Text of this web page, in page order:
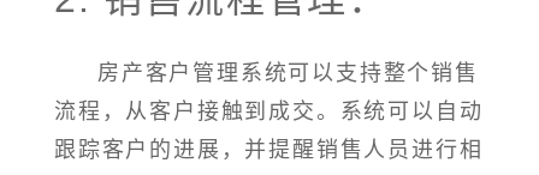
房产客户管理系统可以支持整个销售
流程，从客户接触到成交。系统可以自动
跟踪客户的进展，并提醒销售人员进行相